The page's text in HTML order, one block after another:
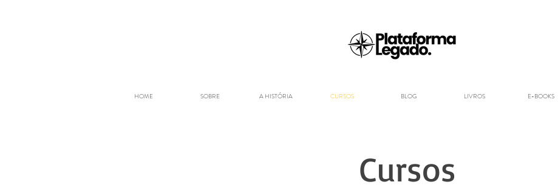
HOME SOBRE A HISTÓRIA CURSOS BLOG LIVROS E-BOOKS
Cursos